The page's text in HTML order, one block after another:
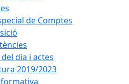
de Comptes
dia i actes
2019/2023